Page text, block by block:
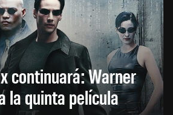
continuará: Warner
la quinta película